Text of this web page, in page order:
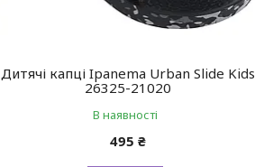
Дитячі капці Ipanema Urban Slide Kids
26325-21020
В наявності
495 ₴